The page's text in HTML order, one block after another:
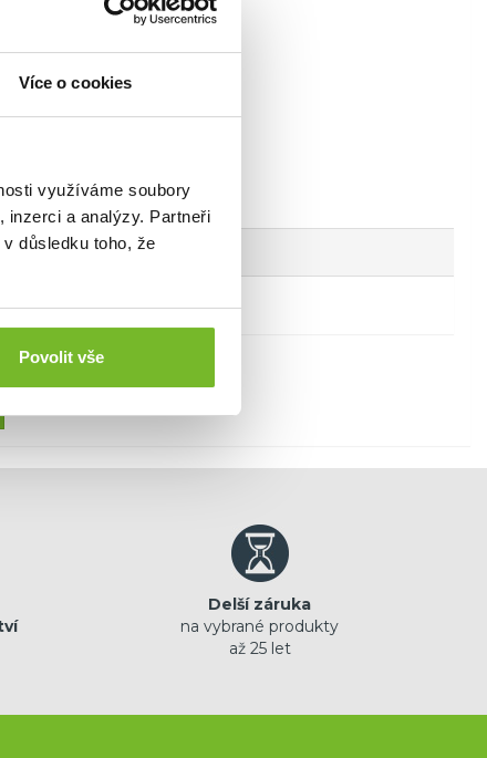
Více o cookies
využíváme soubory
inzerci a analýzy. Partneři
důsledku toho, že
Povolit vše
Delší záruka
na vybrané produkty
až 25 let